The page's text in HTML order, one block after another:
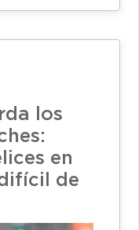
los
en
de